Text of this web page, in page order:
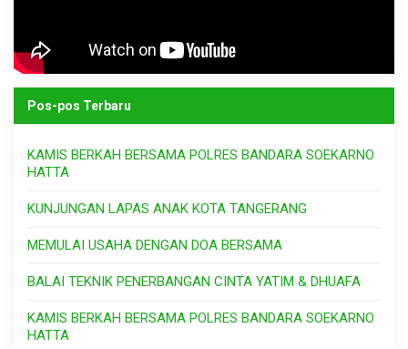
Pos-pos Terbaru
KAMIS BERKAH BERSAMA POLRES BANDARA SOEKARNO
HATTA
KUNJUNGAN LAPAS ANAK KOTA TANGERANG
MEMULAI USAHA DENGAN DOA BERSAMA
BALAI TEKNIK PENERBANGAN CINTA YATIM & DHUAFA
KAMIS BERKAH BERSAMA POLRES BANDARA SOEKARNO
HATTA